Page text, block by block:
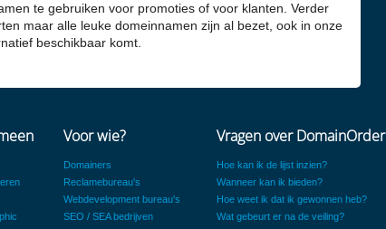
te gebruiken voor promoties of voor klanten. Verder
maar alle leuke domeinnamen zijn al bezet, ook in onze
beschikbaar komt.
Voor wie?
Domainers
Reclamebureau's
Webdevelopment bureau's
SEO / SEA bedrijven
Vragen over DomainOrder
Hoe kan ik de lijst inzien?
Wanneer kan ik bieden?
Hoe weet ik dat ik gewonnen heb?
Wat gebeurt er na de veiling?